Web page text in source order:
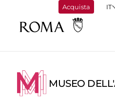
Acquista
MUSEO